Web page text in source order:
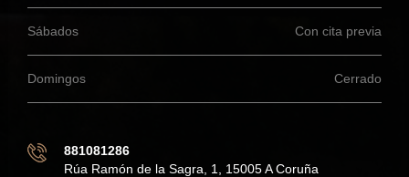
Sábados Con cita previa
Domingos Cerrado
881081286
Rúa Ramón de la Sagra, 1, 15005 A Coruña